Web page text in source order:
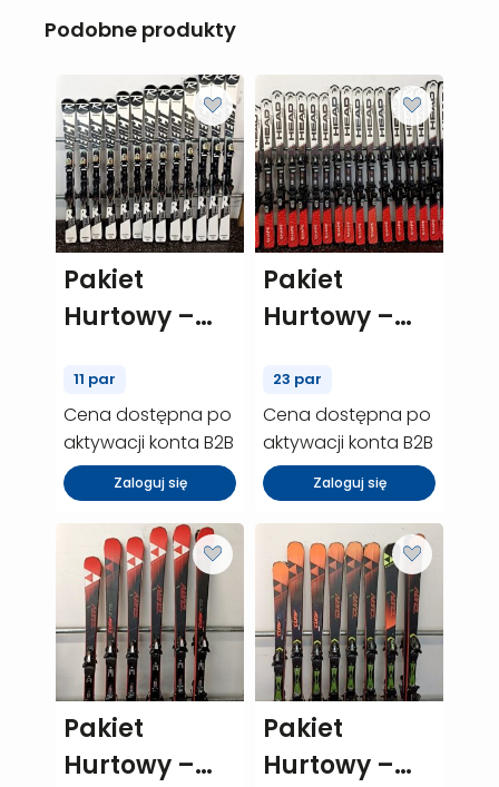
Podobne produkty
Pakiet
Hurtowy –
React rt – 11
szt. (P00453)
11 par
Cena dostępna po
aktywacji konta B2B
Zaloguj się
Pakiet
Hurtowy –
rx – 23 szt.
(P00083)
23 par
Cena dostępna po
aktywacji konta B2B
Zaloguj się
Pakiet
Hurtowy –
Pakiet
Hurtowy –